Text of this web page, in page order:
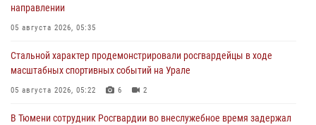
направлении
05 августа 2026, 05:35
Стальной характер продемонстрировали росгвардейцы в ходе
масштабных спортивных событий на Урале
05 августа 2026, 05:22 6 2
В Тюмени сотрудник Росгвардии во внеслужебное время задержал